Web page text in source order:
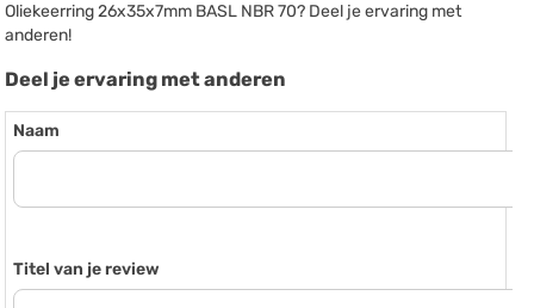
Oliekeerring 26x35x7mm BASL NBR 70? Deel je ervaring met
anderen!
Deel je ervaring met anderen
Naam
Titel van je review